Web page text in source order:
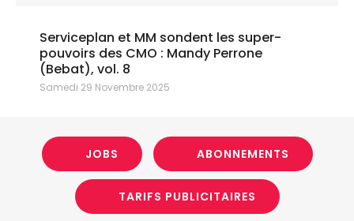
Serviceplan et MM sondent les super-
pouvoirs des CMO : Mandy Perrone
(Bebat), vol. 8
Samedi 29 Novembre 2025
JOBS ABONNEMENTS
TARIFS PUBLICITAIRES